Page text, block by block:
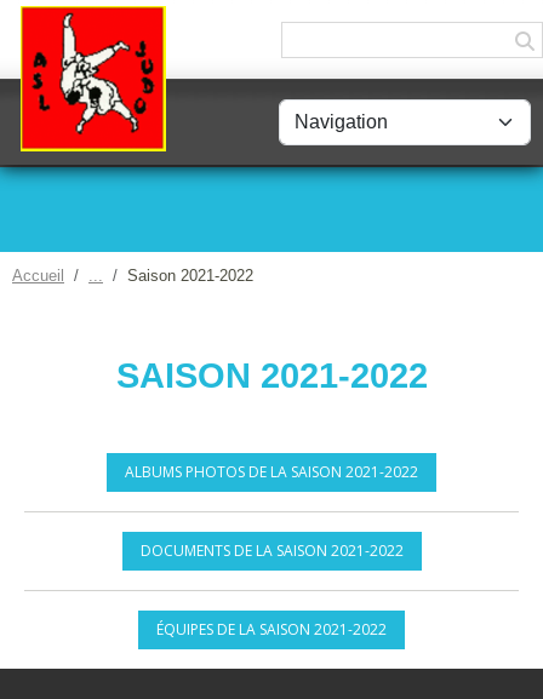
Accueil Saison 2021-2022
SAISON 2021-2022
ALBUMS PHOTOS DE LA SAISON 2021-2022
DOCUMENTS DE LA SAISON 2021-2022
ÉQUIPES DE LA SAISON 2021-2022
Panneau de gestion des cookies